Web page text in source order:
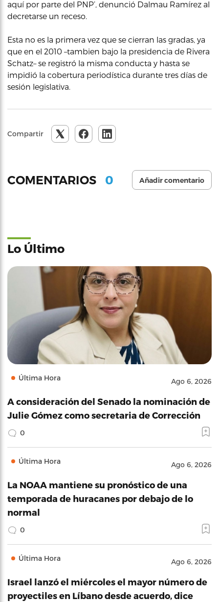
aquí por parte del PNP’, denunció Dalmau Ramírez al
decretarse un receso.
Esta no es la primera vez que se cierran las gradas, ya
que en el 2010 –tambien bajo la presidencia de Rivera
Schatz– se registró la misma conducta y hasta se
impidió la cobertura periodística durante tres días de
sesión legislativa.
Compartir
COMENTARIOS 0 Añadir comentario
Lo Último
Última Hora Ago 6, 2026
A consideración del Senado la nominación de
Julie Gómez como secretaria de Corrección
0
Última Hora Ago 6, 2026
La NOAA mantiene su pronóstico de una
temporada de huracanes por debajo de lo
normal
0
Última Hora Ago 6, 2026
Israel lanzó el miércoles el mayor número de
proyectiles en Líbano desde acuerdo, dice